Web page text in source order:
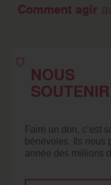
Comment agir
NOUS
SOUTENIR
Faire un don, c’est
bénévoles. Ils nous
année des millions